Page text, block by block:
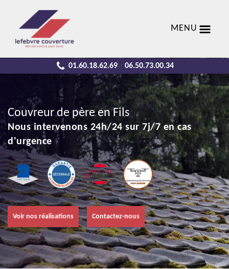
MENU
01.60.18.62.69 - 06.50.73.00.34
Couvreur de père en Fils
Nous intervenons 24h/24 sur 7j/7 en cas
d'urgence
Voir nos réalisations Contactez-nous